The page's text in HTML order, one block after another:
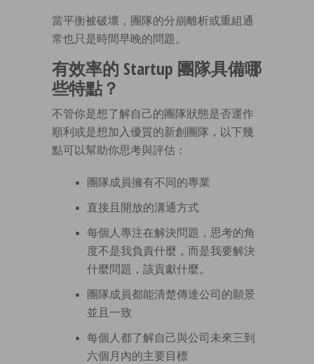
當平衡被破壞，團隊的分崩離析或重組通
常也只是時間早晚的問題。
有效率的 Startup 團隊具備哪
些特點？
不管你是想了解自己的團隊狀態是否運作
順利或是想加入優質的新創團隊，以下幾
點可以幫助你思考與評估：
團隊成員擁有不同的專業
直接且開放的溝通方式
每個人專注在解決問題，思考的角
度不是我負責什麼，而是我要解決
什麼問題，該貢獻什麼。
團隊成員都能清楚傳達公司的願景
並且一致
每個人都了解自己與公司未來三到
六個月內的主要目標